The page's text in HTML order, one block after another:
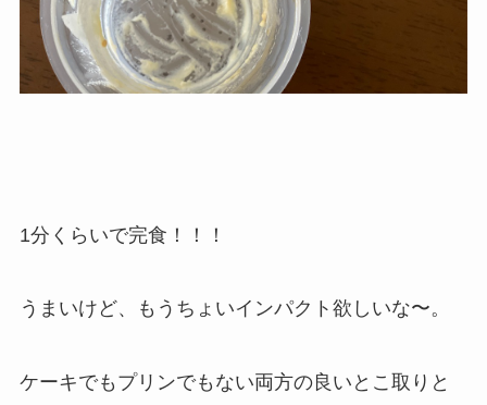
1分くらいで完食！！！
うまいけど、もうちょいインパクト欲しいな〜。
ケーキでもプリンでもない両方の良いとこ取りと